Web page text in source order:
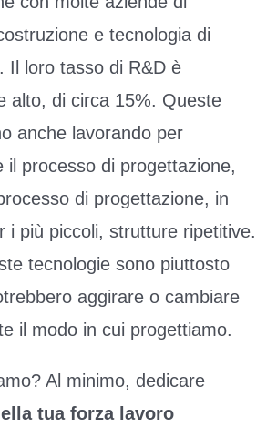
e tecnologia di
Il loro tasso di R&D è
alto, di circa 15%. Queste
anche lavorando per
il processo di progettazione,
di progettazione, in
i più piccoli, strutture ripetitive.
tecnologie sono piuttosto
aggirare o cambiare
il modo in cui progettiamo.
Al minimo, dedicare
tua forza lavoro